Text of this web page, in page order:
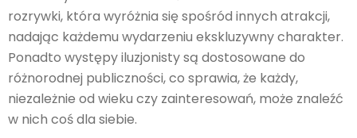
rozrywki, która wyróżnia się spośród innych atrakcji,
nadając każdemu wydarzeniu ekskluzywny charakter.
Ponadto występy iluzjonisty są dostosowane do
różnorodnej publiczności, co sprawia, że każdy,
niezależnie od wieku czy zainteresowań, może znaleźć
w nich coś dla siebie.